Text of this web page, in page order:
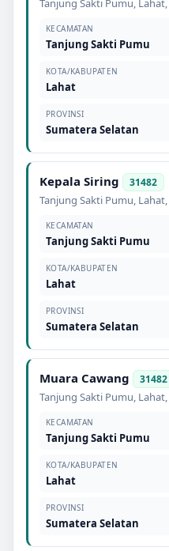
Tanjung Sakti Pumu, Lahat,
KECAMATAN
Tanjung Sakti Pumu
KOTA/KABUPATEN
Lahat
PROVINSI
Sumatera Selatan
Kepala Siring 31482
Tanjung Sakti Pumu, Lahat,
KECAMATAN
Tanjung Sakti Pumu
KOTA/KABUPATEN
Lahat
PROVINSI
Sumatera Selatan
Muara Cawang 31482
Tanjung Sakti Pumu, Lahat,
KECAMATAN
Tanjung Sakti Pumu
KOTA/KABUPATEN
Lahat
PROVINSI
Sumatera Selatan